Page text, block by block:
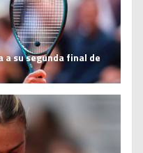
a su segunda final de